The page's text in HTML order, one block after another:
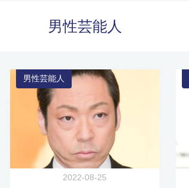
男性芸能人
男性芸能人
2022-08-25